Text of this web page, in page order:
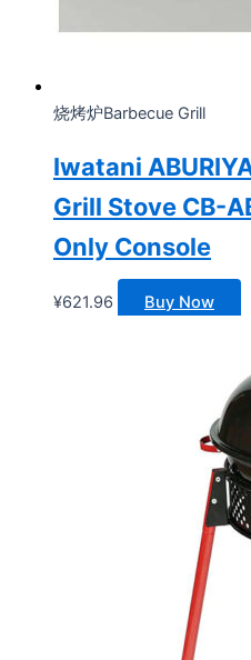
烧烤炉Barbecue Grill
Iwatani
Grill Stove CB-
Only Console
¥621.96 Buy Now